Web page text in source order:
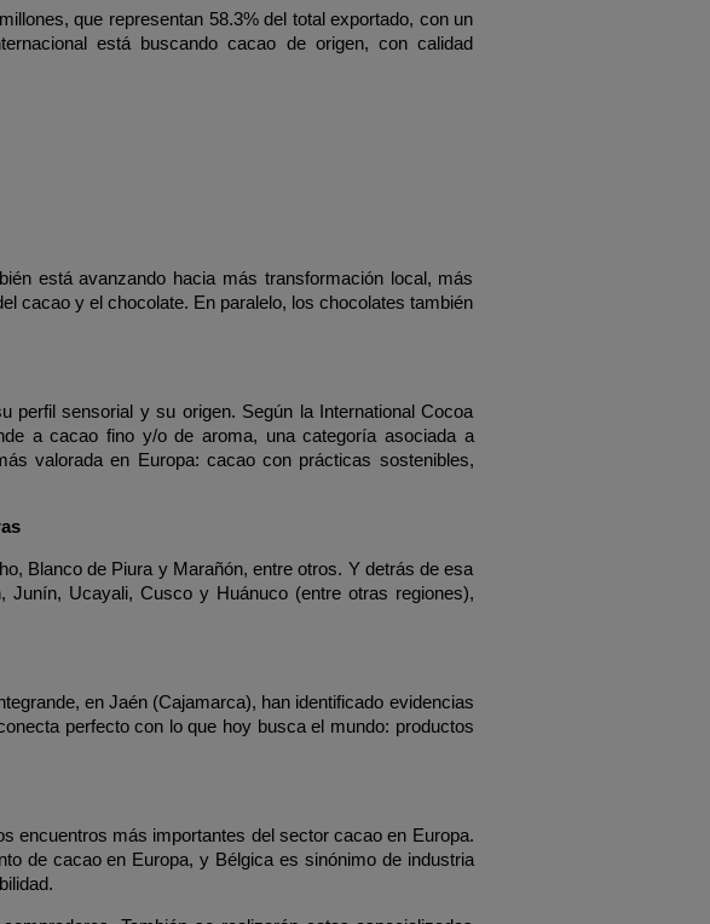
que representan 58.3% del total exportado, con un
está buscando cacao de origen, con calidad
está avanzando hacia más transformación local, más
cacao y el chocolate. En paralelo, los chocolates también
perfil sensorial y su origen. Según la International Cocoa
a cacao fino y/o de aroma, una categoría asociada a
valorada en Europa: cacao con prácticas sostenibles,
Blanco de Piura y Marañón, entre otros. Y detrás de esa
Ucayali, Cusco y Huánuco (entre otras regiones),
en Jaén (Cajamarca), han identificado evidencias
perfecto con lo que hoy busca el mundo: productos
encuentros más importantes del sector cacao en Europa.
de cacao en Europa, y Bélgica es sinónimo de industria